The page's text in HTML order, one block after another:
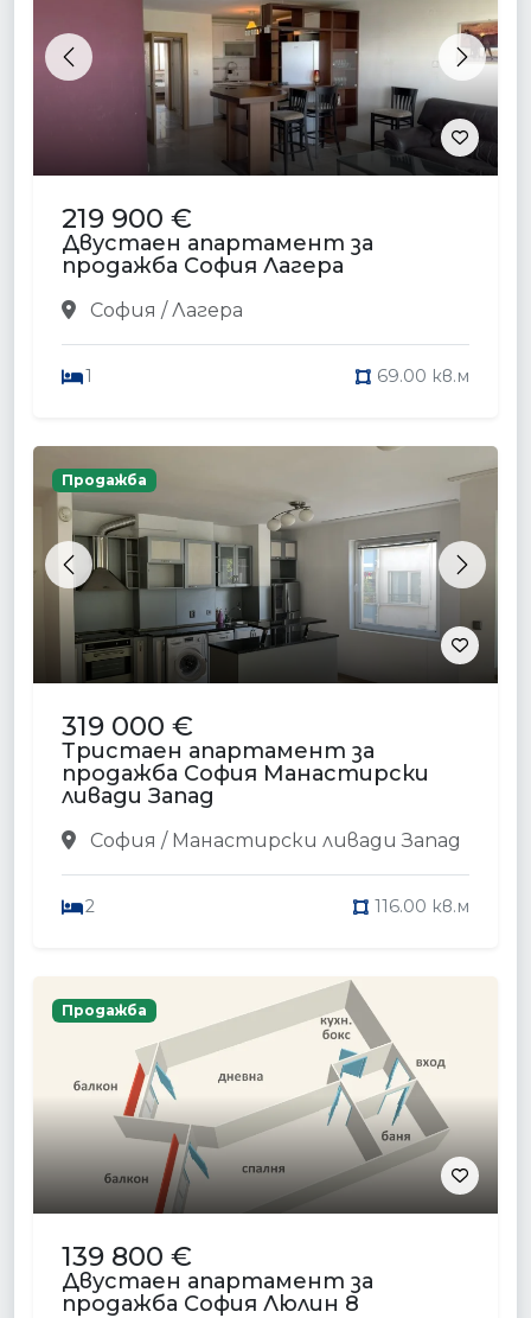
Previous Next
219 900 €
Двустаен апартамент за
продажба София Лагера
София / Лагера
1 69.00 кв.м
Previous Next
Продажба
319 000 €
Тристаен апартамент за
продажба София Манастирски
ливади Запад
София / Манастирски ливади Запад
2 116.00 кв.м
Продажба
139 800 €
Двустаен апартамент за
продажба София Люлин 8